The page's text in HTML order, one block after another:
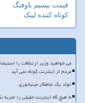
قیمت بیسیم باوفنگ
کوتاه کننده لینک
می خواهید وزیر ارتباطات را
مردم از اینترنت کوتاه نمی آید
تولد یک شاهکار مینیاتوری
ما هیچ گاه اینترنت حقیقی را تجربه